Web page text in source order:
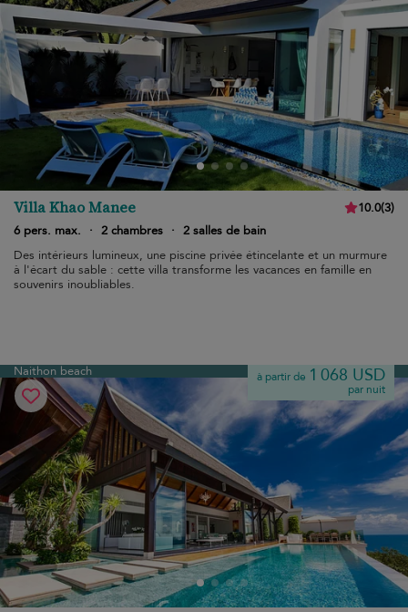
Villa Khao Manee 10.0(3)
6 pers. max.
· 2 chambres · 2 salles de bain
Des intérieurs lumineux, une piscine privée étincelante et un murmure
à l'écart du sable : cette villa transforme les vacances en famille en
souvenirs inoubliables.
Naithon beach à partir de 1 068 USD
par nuit